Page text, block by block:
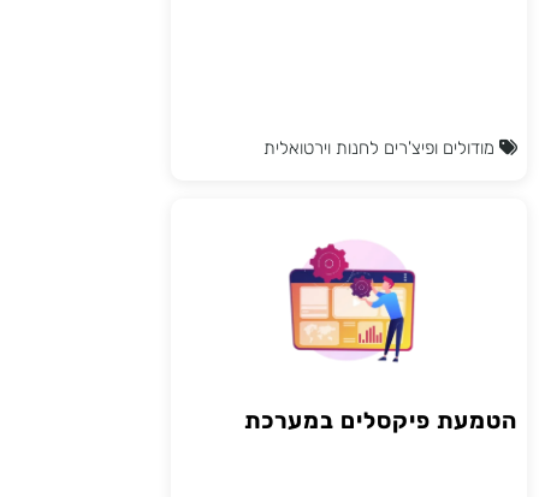
מודולים ופיצ'רים לחנות וירטואלית
הטמעת פיקסלים במערכת